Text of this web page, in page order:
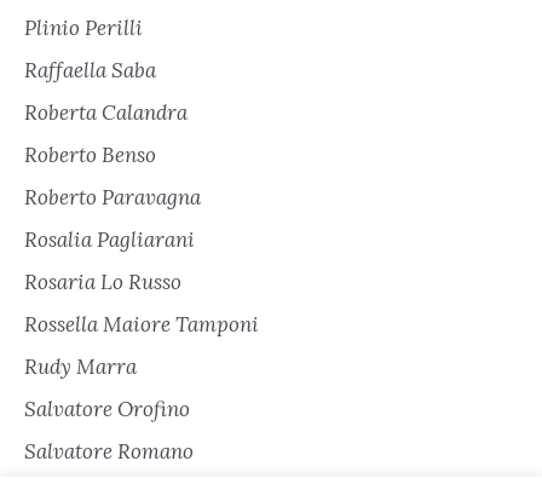
Plinio Perilli
Raffaella Saba
Roberta Calandra
Roberto Benso
Roberto Paravagna
Rosalia Pagliarani
Rosaria Lo Russo
Rossella Maiore Tamponi
Rudy Marra
Salvatore Orofino
Salvatore Romano